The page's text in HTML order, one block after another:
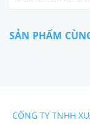
SẢN PHẨM
CÔNG TY TNHH